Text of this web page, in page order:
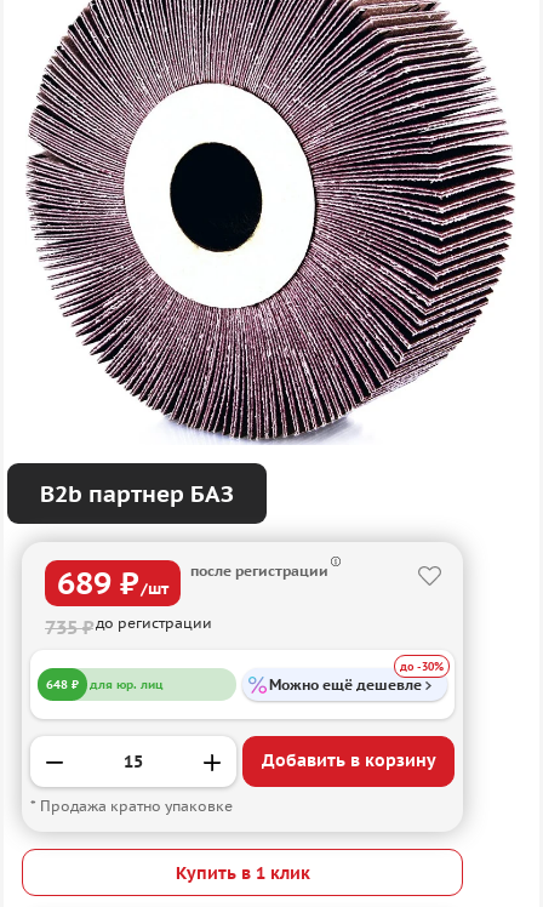
B2b партнер БАЗ
689 ₽/шт
после регистрации
735 ₽до регистрации
648 ₽ для юр. лиц Можно ещё дешевле
до -30%
Добавить в корзину
* Продажа кратно упаковке
Купить в 1 клик